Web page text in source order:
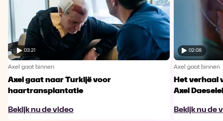
03:21
Axel gaat binnen
Axel gaat naar Turkijë voor
haartransplantatie
Bekijk nu de video
02:08
Axel gaat binnen
Het verhaal
Axel
Bekijk nu de